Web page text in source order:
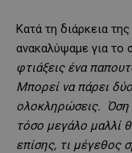
Κατά τη διάρκεια
ανακαλύψαμε για το
φτιάξεις ένα
Μπορεί να πάρει
ολοκληρώσεις. Όση
τόσο μεγάλο μαλλί
επίσης, τι μέγεθος